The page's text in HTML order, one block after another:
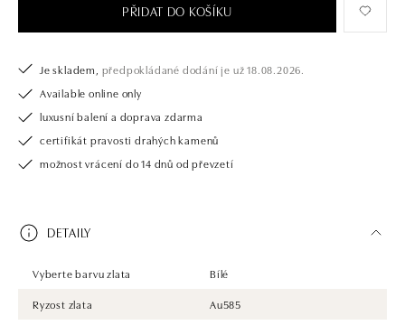
PŘIDAT DO KOŠÍKU
Je skladem, předpokládané dodání je už 18.08.2026.
Available online only
luxusní balení a doprava zdarma
certifikát pravosti drahých kamenů
možnost vrácení do 14 dnů od převzetí
DETAILY
Vyberte barvu zlata
Bílé
Ryzost zlata
Au585